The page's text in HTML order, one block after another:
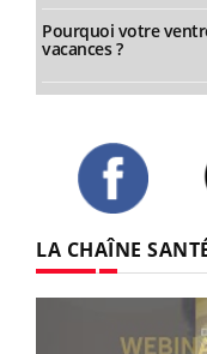
Pourquoi votre
vacances ?
LA CHAÎNE